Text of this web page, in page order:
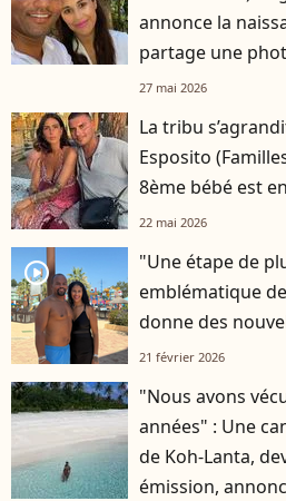
annonce la
partage une
27 mai 2026
La tribu
Esposito
8ème bébé est
22 mai 2026
player2
"Une étape de
emblématique
donne des
21 février 2026
"Nous avons
années" : Une
de Koh-Lanta,
émission,